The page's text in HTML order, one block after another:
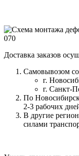
Доставка заказов
Самовывозом
г.
г. Санкт-
По
2-3 рабочих
В другие
силами